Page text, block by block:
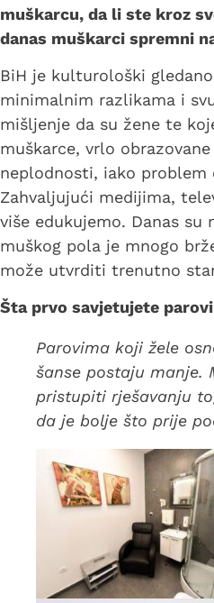
muškarcu, da li ste kroz
danas muškarci spremni
BiH je kulturološki
minimalnim razlikama i
mišljenje da su žene te
muškarce, vrlo
neplodnosti, iako problem
Zahvaljujući medijima,
više edukujemo. Danas
muškog pola je mnogo
može utvrditi trenutno
Šta prvo savjetujete
Parovima koji žele
šanse postaju manje.
pristupiti rješavanju
da je bolje što prije